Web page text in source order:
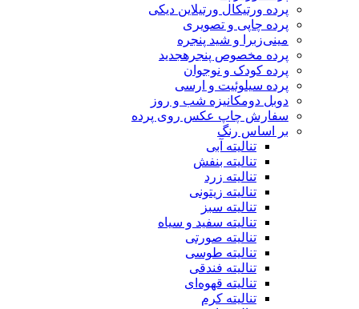
پرده ورتیکال ورتیلاین دیکی
پرده چاپی و تصویری
مینی‌زبرا و شید پنجره
پرده مخصوص پنجره جدید
پرده کودک و نوجوان
پرده سیلوئیت و ارسی
دوبل دومکانیزه شب و روز
سفارش چاپ عکس روی پرده
بر اساس رنگ
تنالیته آبی
تنالیته بنفش
تنالیته زرد
تنالیته زیتونی
تنالیته سبز
تنالیته سفید و سیاه
تنالیته صورتی
تنالیته طوسی
تنالیته فندقی
تنالیته قهوه‌ای
تنالیته کرم